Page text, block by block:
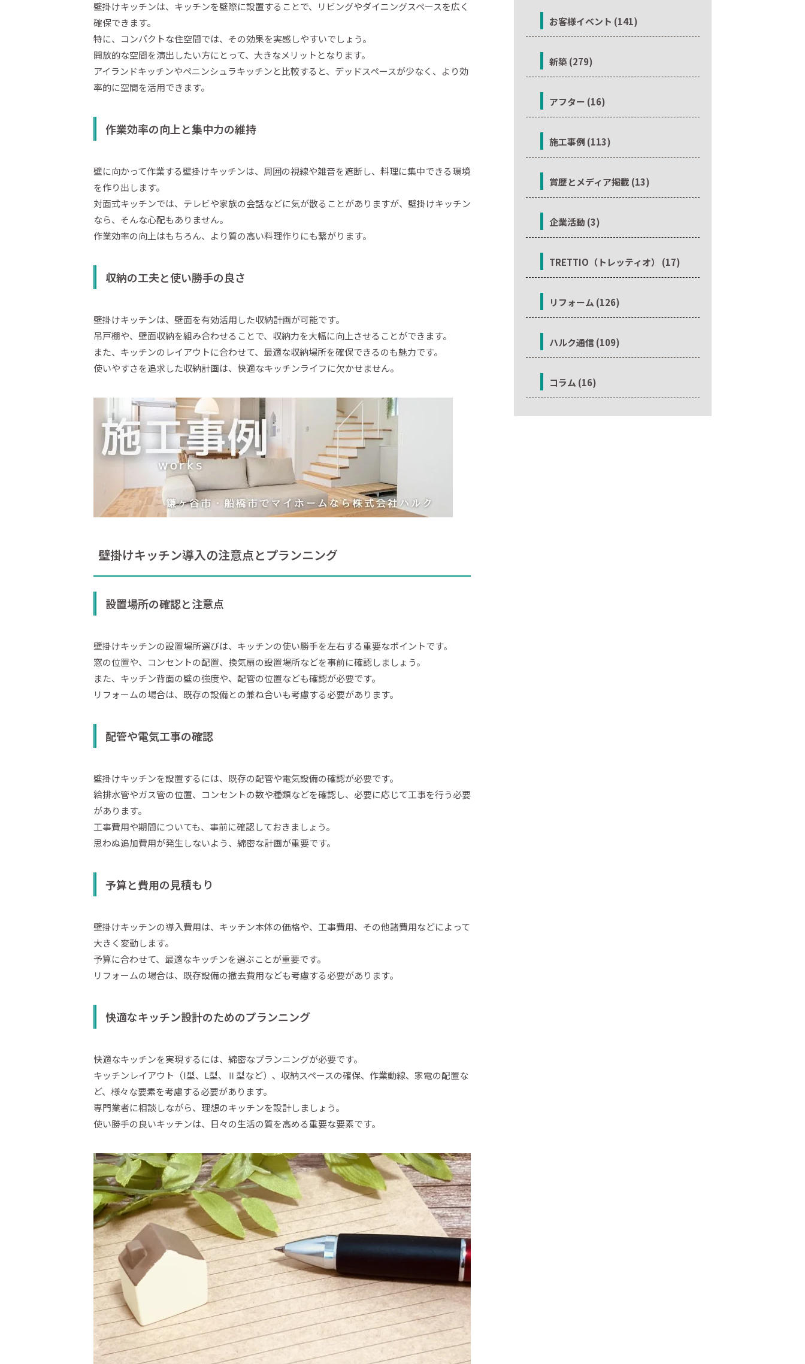
壁掛けキッチンは、キッチンを壁際に設置することで、リビングやダイニングスペースを広く
確保できます。
特に、コンパクトな住空間では、その効果を実感しやすいでしょう。
開放的な空間を演出したい方にとって、大きなメリットとなります。
アイランドキッチンやペニンシュラキッチンと比較すると、デッドスペースが少なく、より効
率的に空間を活用できます。
作業効率の向上と集中力の維持
壁に向かって作業する壁掛けキッチンは、周囲の視線や雑音を遮断し、料理に集中できる環境
を作り出します。
対面式キッチンでは、テレビや家族の会話などに気が散ることがありますが、壁掛けキッチン
なら、そんな心配もありません。
作業効率の向上はもちろん、より質の高い料理作りにも繋がります。
収納の工夫と使い勝手の良さ
壁掛けキッチンは、壁面を有効活用した収納計画が可能です。
吊戸棚や、壁面収納を組み合わせることで、収納力を大幅に向上させることができます。
また、キッチンのレイアウトに合わせて、最適な収納場所を確保できるのも魅力です。
使いやすさを追求した収納計画は、快適なキッチンライフに欠かせません。
壁掛けキッチン導入の注意点とプランニング
設置場所の確認と注意点
壁掛けキッチンの設置場所選びは、キッチンの使い勝手を左右する重要なポイントです。
窓の位置や、コンセントの配置、換気扇の設置場所などを事前に確認しましょう。
また、キッチン背面の壁の強度や、配管の位置なども確認が必要です。
リフォームの場合は、既存の設備との兼ね合いも考慮する必要があります。
配管や電気工事の確認
壁掛けキッチンを設置するには、既存の配管や電気設備の確認が必要です。
給排水管やガス管の位置、コンセントの数や種類などを確認し、必要に応じて工事を行う必要
があります。
工事費用や期間についても、事前に確認しておきましょう。
思わぬ追加費用が発生しないよう、綿密な計画が重要です。
予算と費用の見積もり
壁掛けキッチンの導入費用は、キッチン本体の価格や、工事費用、その他諸費用などによって
大きく変動します。
予算に合わせて、最適なキッチンを選ぶことが重要です。
リフォームの場合は、既存設備の撤去費用なども考慮する必要があります。
快適なキッチン設計のためのプランニング
快適なキッチンを実現するには、綿密なプランニングが必要です。
キッチンレイアウト（I型、L型、Ⅱ型など）、収納スペースの確保、作業動線、家電の配置な
ど、様々な要素を考慮する必要があります。
専門業者に相談しながら、理想のキッチンを設計しましょう。
使い勝手の良いキッチンは、日々の生活の質を高める重要な要素です。
お客様イベント (141)
新築 (279)
アフター (16)
施工事例 (113)
賞歴とメディア掲載 (13)
企業活動 (3)
TRETTIO（トレッティオ） (17)
リフォーム (126)
ハルク通信 (109)
コラム (16)